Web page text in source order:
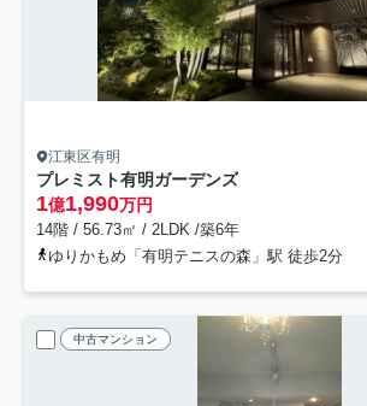
江東区有明
プレミスト有明ガーデンズ
1億1,990万円
14階 / 56.73㎡ / 2LDK /築6年
ゆりかもめ「有明テニスの森」駅 徒歩2分
中古マンション